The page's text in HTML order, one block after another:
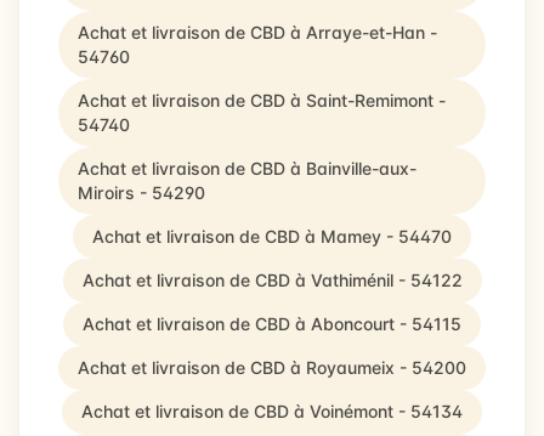
Achat et livraison de CBD à Arraye-et-Han -
54760
Achat et livraison de CBD à Saint-Remimont -
54740
Achat et livraison de CBD à Bainville-aux-
Miroirs - 54290
Achat et livraison de CBD à Mamey - 54470
Achat et livraison de CBD à Vathiménil - 54122
Achat et livraison de CBD à Aboncourt - 54115
Achat et livraison de CBD à Royaumeix - 54200
Achat et livraison de CBD à Voinémont - 54134